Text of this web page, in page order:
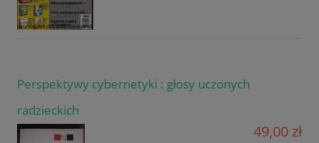
Perspektywy cybernetyki : głosy uczonych
radzieckich
49,00 zł